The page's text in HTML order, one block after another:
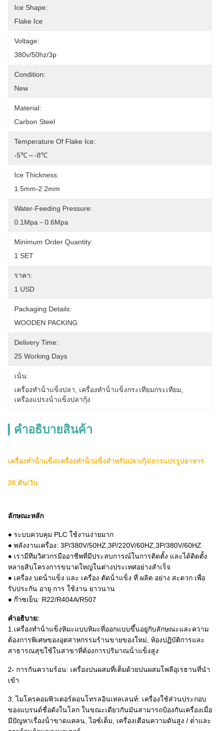
Ice Shape:
Flake Ice
Voltage:
380v/50hz/3p
Condition:
New
Material:
Carbon Steel
Temperature Of Flake Ice:
-5℃～-8℃
Ice Thickness:
1.5mm-2.2mm
Water-Feeding Pressure:
0.1Mpa－0.6Mpa
Minimum Order Quantity:
1 SET
ราคา:
1 USD
Packaging Details:
WOODEN PACKING
Delivery Time:
25 Working Days
เน้น:
เครื่องทําน้ําแข็งปลา
เครื่องทําน้ําแข็งกระเทียมกระเทียม
เครื่องแปรงน้ําแข็งปลากุ้ง
คําอธิบายสินค้า
เครื่องทําน้ําแข็ง/เครื่องทําน้ําแข็งสําหรับปลา/กุ้ง/การแปรรูปอาหาร
20 ตัน/วัน
ลักษณะหลัก
● ระบบควบคุม PLC ใช้งานง่ายมาก
● พลังงานเครื่อง: 3P/380V/50HZ,3P/220V/60HZ,3P/380V/60HZ
● เรามีทีมวิศวกรมืออาชีพที่มีประสบการณ์ในการติดตั้ง และได้ติดตั้ง
หลายสิบโครงการขนาดใหญ่ในต่างประเทศอย่างสําเร็จ
● เครื่อง บดน้ําแข็ง และ เครื่อง ตัดน้ําแข็ง ที่ ผลิต อย่าง สะดวก เพื่อ
รับประกัน อายุ การ ใช้งาน ยาวนาน
● ก๊าซเย็น: R22/R404A/R507
คําอธิบาย:
1.เครื่องทําน้ําแข็งหิมะแบบหิมะที่ออกแบบขึ้นอยู่กับลักษณะและความ
ต้องการพิเศษของอุตสาหกรรมร้านขายของใหม่, ห้องปฏิบัติการและ
สาธารณสุขใช้ในสาขาที่ต้องการปริมาณน้ําแข็งสูง
2- การกันความร้อน: เครื่องปนผสมที่เต็มด้วยปนผสมโพลีอุเรธานที่นํา
เข้า
3. ไมโครคอมพิวเตอร์คอนโทรลอินเทลเลนท์: เครื่องใช้ส่วนประกอบ
ของแบรนด์ชื่อดังในโลก ในขณะเดียวกันมันสามารถป้องกันเครื่องเมื่อ
มีปัญหาเรื่องน้ําขาดแคลน, ไอซ์เต็ม, เครื่องเตือนความดันสูง / ต่ําและ